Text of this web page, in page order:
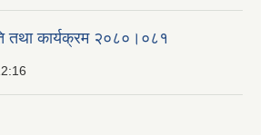
तथा कार्यक्रम २०८०।०८१